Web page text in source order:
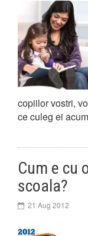
copiilor vostri,
ce culeg ei
Cum e cu
scoala?
21 Aug 2012